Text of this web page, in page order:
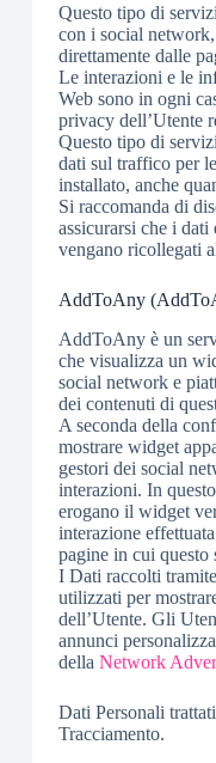
Questo tipo di
con i social
direttamente dalle
Le interazioni e le
Web sono in ogni
privacy dell’Utente
Questo tipo di
dati sul traffico per
installato, anche
Si raccomanda di
assicurarsi che i
vengano ricollegati
AddToAny
AddToAny è un
che visualizza un
social network e
dei contenuti di
A seconda della
mostrare widget
gestori dei social
interazioni. In
erogano il widget
interazione
pagine in cui questo
I Dati raccolti
utilizzati per
dell’Utente. Gli
annunci
dellaNetwork
Dati Personali
Tracciamento.